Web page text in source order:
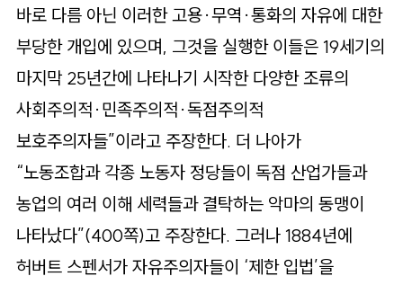
바로 다름 아닌 이러한 고용·무역·통화의 자유에 대한
부당한 개입에 있으며, 그것을 실행한 이들은 19세기의
마지막 25년간에 나타나기 시작한 다양한 조류의
사회주의적·민족주의적·독점주의적
보호주의자들”이라고 주장한다. 더 나아가
“노동조합과 각종 노동자 정당들이 독점 산업가들과
농업의 여러 이해 세력들과 결탁하는 악마의 동맹이
나타났다”(400쪽)고 주장한다. 그러나 1884년에
허버트 스펜서가 자유주의자들이 ‘제한 입법’을